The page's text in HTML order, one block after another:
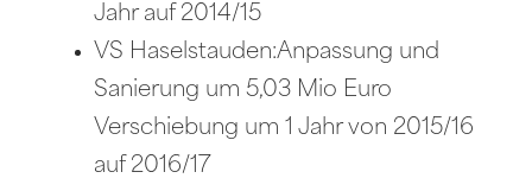
Jahr auf 2014/15
VS Haselstauden:Anpassung und
Sanierung um 5,03 Mio Euro
Verschiebung um 1 Jahr von 2015/16
auf 2016/17